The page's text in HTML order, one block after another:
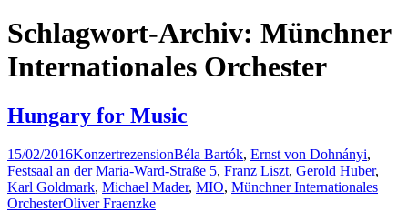
Schlagwort-Archiv: Münchner
Internationales Orchester
Hungary for Music
15/02/2016KonzertrezensionBéla Bartók, Ernst von Dohnányi,
Festsaal an der Maria-Ward-Straße 5, Franz Liszt, Gerold Huber,
Karl Goldmark, Michael Mader, MIO, Münchner Internationales
OrchesterOliver Fraenzke